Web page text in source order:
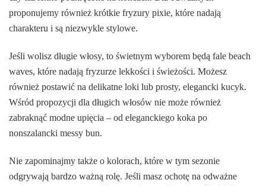
proponujemy również krótkie fryzury pixie, które nadają
charakteru i są niezwykle stylowe.
Jeśli wolisz długie włosy, to świetnym wyborem będą fale beach
waves, które nadają fryzurze lekkości i świeżości. Możesz
również postawić na delikatne loki lub prosty, elegancki kucyk.
Wśród propozycji dla długich włosów nie może również
zabraknąć modne upięcia – od eleganckiego koka po
nonszalancki messy bun.
Nie zapominajmy także o kolorach, które w tym sezonie
odgrywają bardzo ważną rolę. Jeśli masz ochotę na odważne